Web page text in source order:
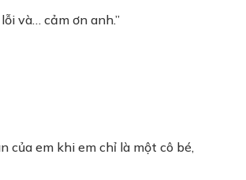
và… cảm ơn anh.”
của em khi em chỉ là một cô bé,